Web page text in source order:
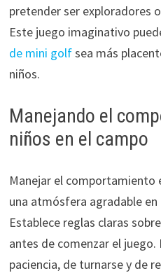
pretender ser exploradores
Este juego imaginativo
de mini golfsea más
niños.
Manejando el
niños en el campo
Manejar el comportamiento
una atmósfera agradable
Establece reglas claras
antes de comenzar el
paciencia, de turnarse y de